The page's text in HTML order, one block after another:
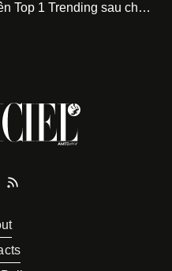
Top 1 Trending sau chưa
đồng đội. Với nam